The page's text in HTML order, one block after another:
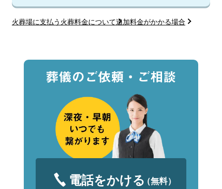
火葬場に支払う火葬料金について追加料金がかかる場合
電話をかける（無料）